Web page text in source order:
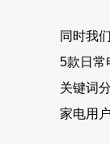
同时我
5款日常
关键词
家电用